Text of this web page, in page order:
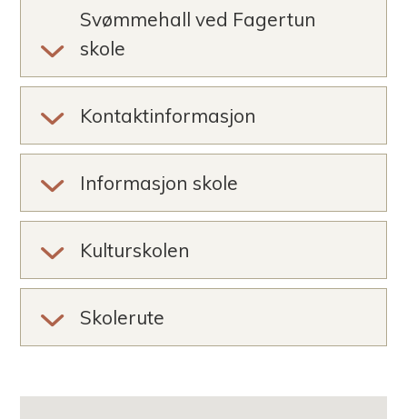
Svømmehall ved Fagertun
skole
Kontaktinformasjon
Informasjon skole
Kulturskolen
Skolerute